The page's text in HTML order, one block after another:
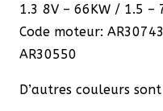
1.3 8V – 66KW / 1.5 –
Code moteur:
AR30550
D’autres couleurs